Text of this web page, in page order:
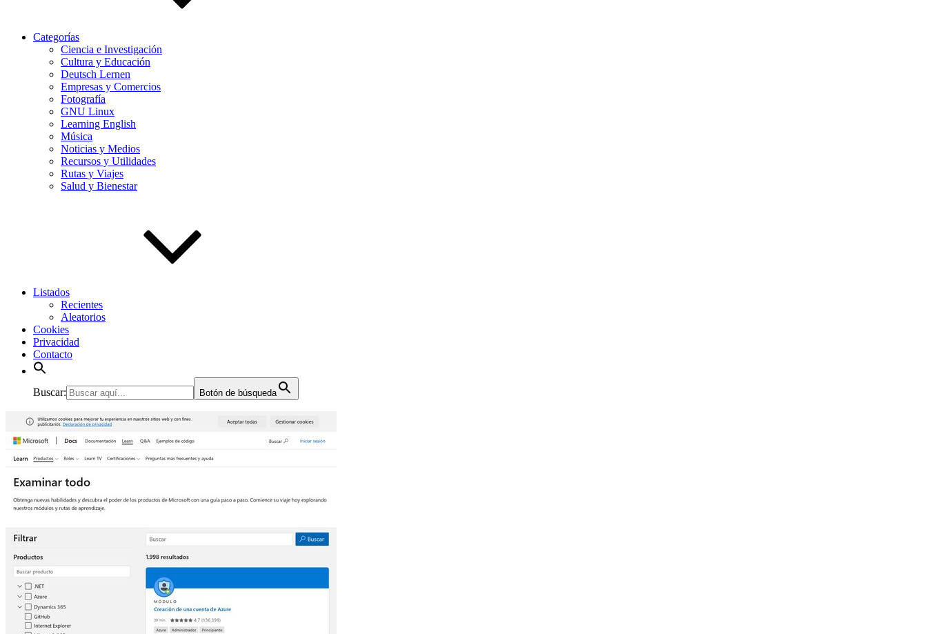
Categorías
Ciencia e Investigación
Cultura y Educación
Deutsch Lernen
Empresas y Comercios
Fotografía
GNU Linux
Learning English
Música
Noticias y Medios
Recursos y Utilidades
Rutas y Viajes
Salud y Bienestar
Listados
Recientes
Aleatorios
Cookies
Privacidad
Contacto
Buscar: Botón de búsqueda